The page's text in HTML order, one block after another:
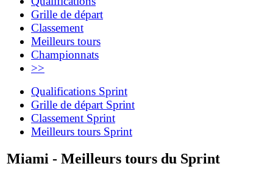
Grille de départ
Classement
Meilleurs tours
Championnats
>>
Qualifications Sprint
Grille de départ Sprint
Classement Sprint
Meilleurs tours Sprint
Miami - Meilleurs tours du Sprint